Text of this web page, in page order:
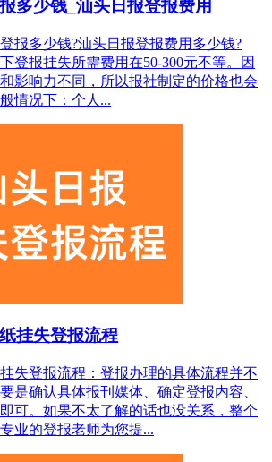
多少钱_汕头日报登报费用
报多少钱?汕头日报登报费用多少钱?
登报挂失所需费用在50-300元不等。因
影响力不同，所以报社制定的价格也会
情况下：个人...
挂失登报流程
失登报流程：登报办理的具体流程并不
是确认具体报刊媒体、确定登报内容、
可。如果不太了解的话也没关系，整个
业的登报老师为您提...